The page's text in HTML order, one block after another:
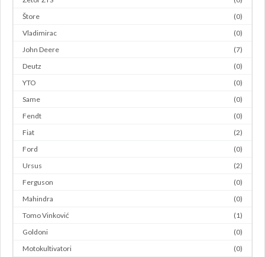
Štore
(0)
Vladimirac
(0)
John Deere
(7)
Deutz
(0)
YTO
(0)
Same
(0)
Fendt
(0)
Fiat
(2)
Ford
(0)
Ursus
(2)
Ferguson
(0)
Mahindra
(0)
Tomo Vinković
(1)
Goldoni
(0)
Motokultivatori
(0)